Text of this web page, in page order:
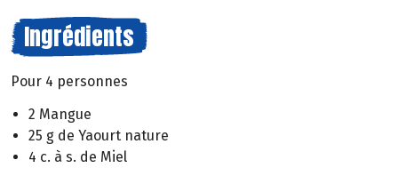
Ingrédients
Pour 4 personnes
2 Mangue
25 g de Yaourt nature
4 c. à s. de Miel